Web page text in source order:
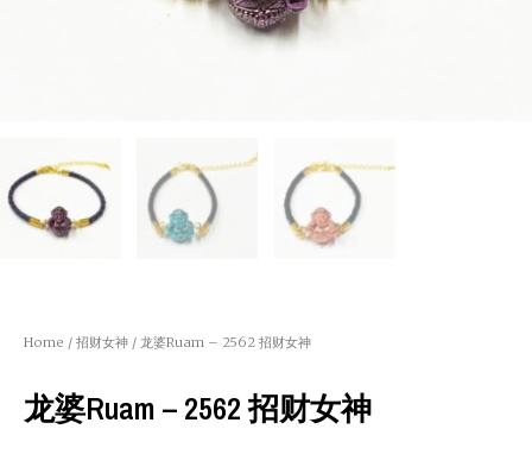
Home / 招财女神 / 龙婆Ruam – 2562 招财女神
龙婆Ruam – 2562 招财女神